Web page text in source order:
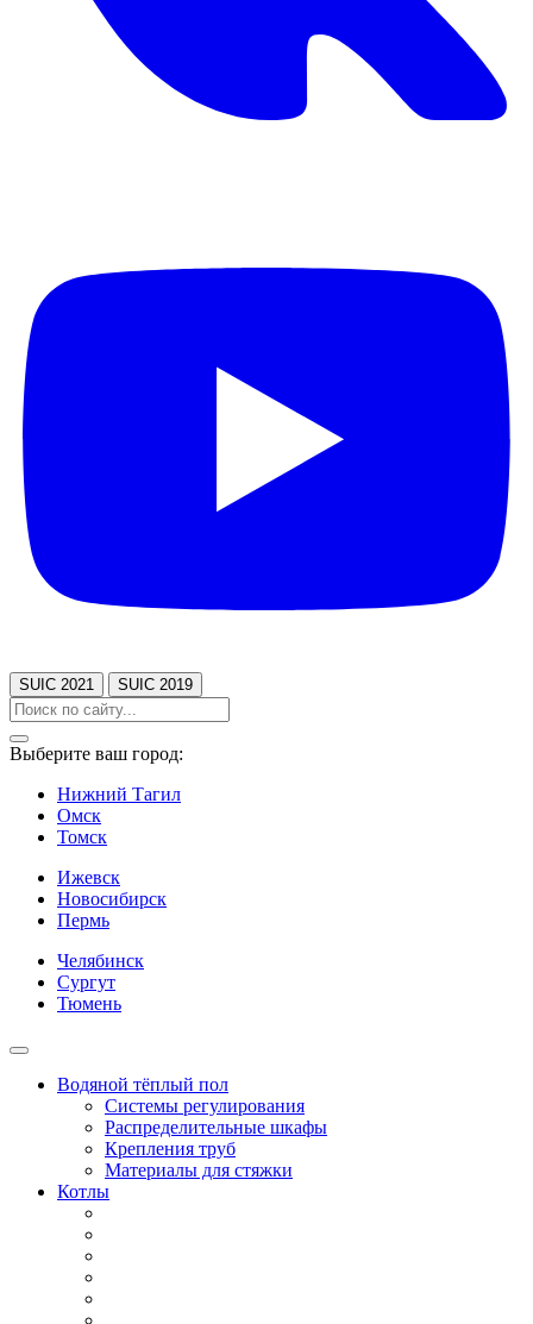
SUIC 2021 SUIC 2019
Выберите ваш город:
Нижний Тагил
Омск
Томск
Ижевск
Новосибирск
Пермь
Челябинск
Сургут
Тюмень
Водяной тёплый пол
Системы регулирования
Распределительные шкафы
Крепления труб
Материалы для стяжки
Котлы